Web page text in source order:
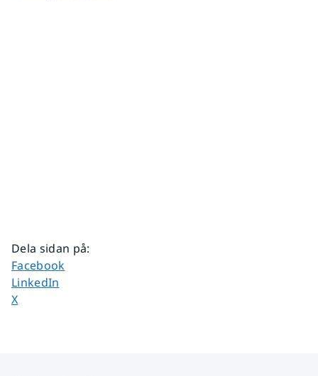
Dela sidan på:
Dela sidan på
Facebook
Dela sidan på
LinkedIn
Dela sidan på
X